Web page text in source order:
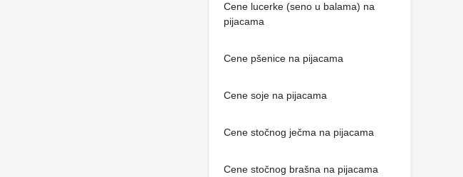
Cene lucerke (seno u balama) na
pijacama
Cene pšenice na pijacama
Cene soje na pijacama
Cene stočnog ječma na pijacama
Cene stočnog brašna na pijacama